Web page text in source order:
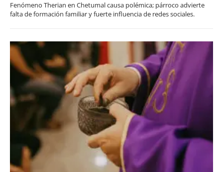
Fenómeno Therian en Chetumal causa polémica; párroco advierte
falta de formación familiar y fuerte influencia de redes sociales.